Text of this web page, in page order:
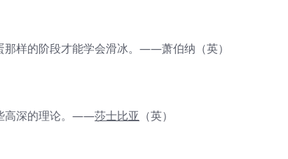
样的阶段才能学会滑冰。——萧伯纳（英）
高深的理论。——莎士比亚 （英）